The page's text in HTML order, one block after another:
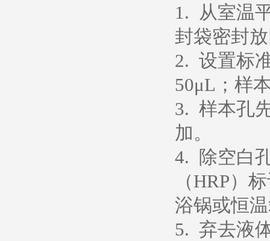
1. 从室温
封袋密封
2. 设置标
50μL；样
3. 样本孔
加。
4. 除空白
（HRP）
浴锅或恒
5. 弃去液